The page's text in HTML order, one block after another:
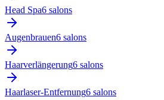
Head Spa6 salons
Augenbrauen6 salons
Haarverlängerung6 salons
Haarlaser-Entfernung6 salons